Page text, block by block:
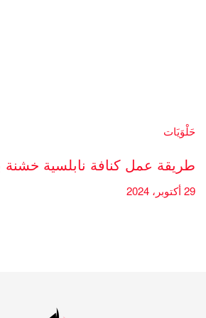
حَلْوَيَات
طريقة عمل كنافة نابلسية خشنة
29 أكتوبر، 2024